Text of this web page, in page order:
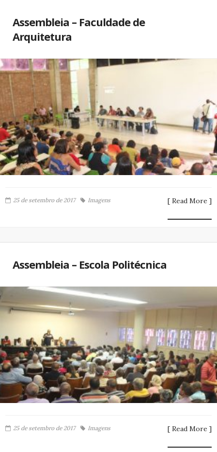
Assembleia – Faculdade de
Arquitetura
25 de setembro de 2017 Imagens [ Read More ]
Assembleia – Escola Politécnica
25 de setembro de 2017 Imagens [ Read More ]